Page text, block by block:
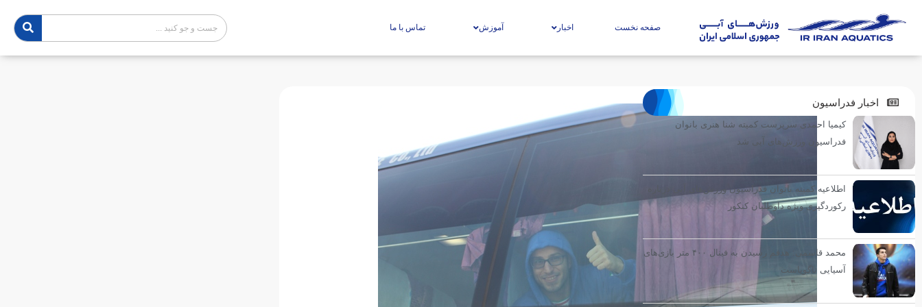
صفحه نخست اخبار آموزش تماس با ما
اخبار فدراسیون
کیمیا احمدی سرپرست کمیته شنا هنری بانوان
فدراسیون ورزش‌های آبی شد
اطلاعیه کمیته بانوان فدراسیون ورزش‌های آبی درباره
رکوردگیری ویژه داوطلبان کنکور
محمد قاسمی: هدفم رسیدن به فینال ۴۰۰ متر بازی‌های
آسیایی ناگویاست